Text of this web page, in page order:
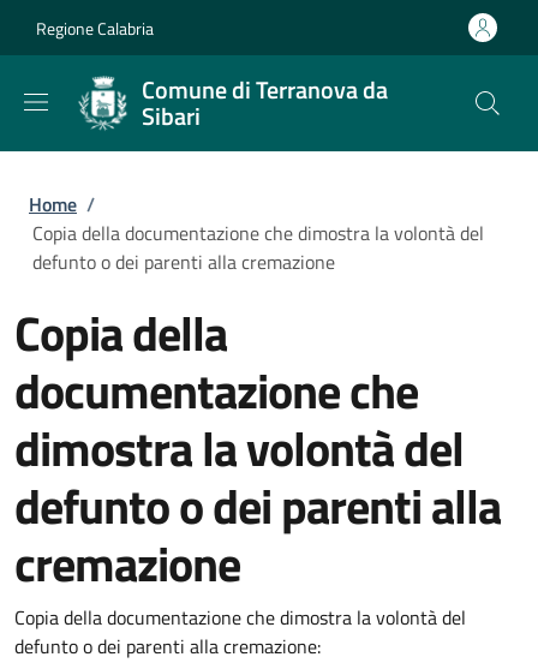
Regione Calabria
Comune di Terranova da
Sibari
Briciole di pane
Home /
Copia della documentazione che dimostra la volontà del
defunto o dei parenti alla cremazione
Copia della
documentazione che
dimostra la volontà del
defunto o dei parenti alla
cremazione
Copia della documentazione che dimostra la volontà del
defunto o dei parenti alla cremazione: